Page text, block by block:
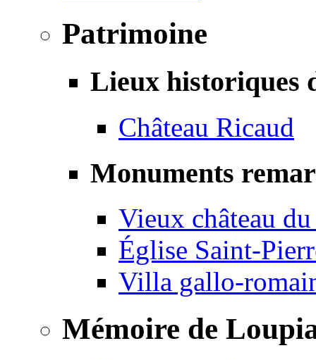
Patrimoine
Lieux historiques
Château Ricaud
Monuments
Vieux château
Église Saint-
Villa gallo-
Mémoire de